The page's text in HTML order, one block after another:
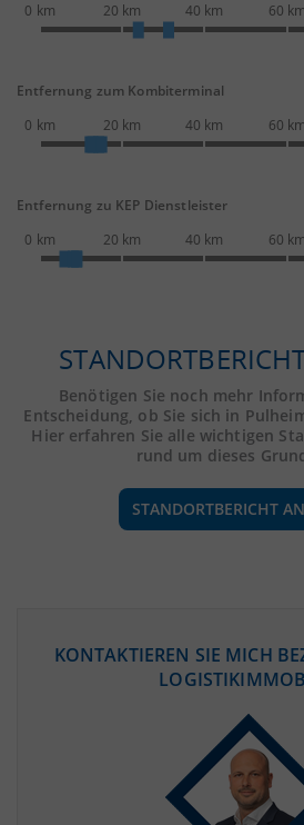
0 km
20 km 40 km 60 km
Entfernung zum Kombiterminal
0 km
20 km 40 km 60 km
Entfernung zu KEP Dienstleister
0 km
20 km 40 km 60 km
Benötigen Sie noch mehr
Entscheidung, ob Sie sich in
Hier erfahren Sie alle wichtigen
rund um dieses
(STAND: 12/2019)
(Landkreis / Kreisfreie Stadt)
KONTAKTIEREN SIE MICH